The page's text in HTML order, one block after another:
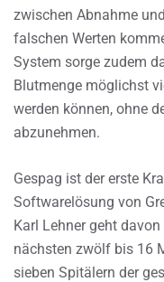
zwischen Abnahme
falschen Werten
System sorge zudem
Blutmenge möglichst
werden können, ohne
abzunehmen.
Gespag ist der erste
Softwarelösung von
Karl Lehner geht
nächsten zwölf bis 16
sieben Spitälern der